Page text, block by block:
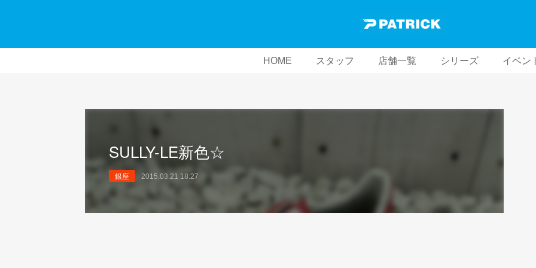
HOME スタッフ 店舗一覧 シリーズ イベン
SULLY-LE新色☆
銀座 2015.03.21 18:27